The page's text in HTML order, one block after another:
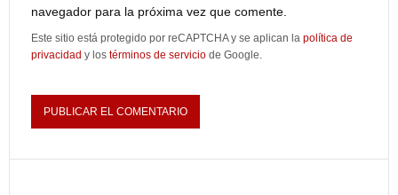
navegador para la próxima vez que comente.
Este sitio está protegido por reCAPTCHA y se aplican la política de
privacidad y los términos de servicio de Google.